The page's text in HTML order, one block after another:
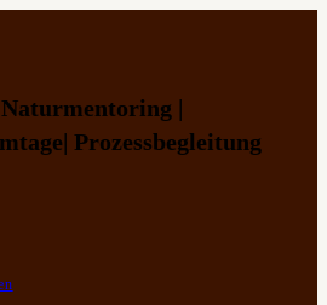
|
Prozessbegleitung